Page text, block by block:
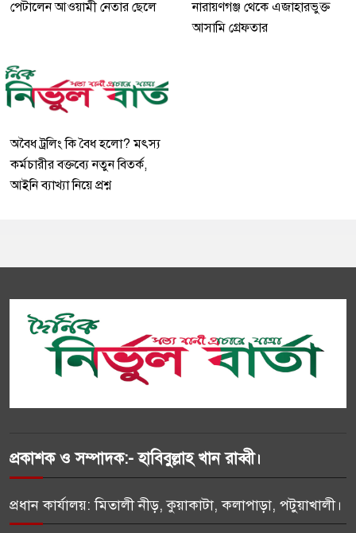
পেটালেন আওয়ামী নেতার ছেলে
নারায়ণগঞ্জ থেকে এজাহারভুক্ত
আসামি গ্রেফতার
অবৈধ ট্রলিং কি বৈধ হলো? মৎস্য
কর্মচারীর বক্তব্যে নতুন বিতর্ক,
আইনি ব্যাখ্যা নিয়ে প্রশ্ন
প্রকাশক ও সম্পাদক:- হাবিবুল্লাহ খান রাব্বী।
প্রধান কার্যালয়: মিতালী নীড়, কুয়াকাটা, কলাপাড়া, পটুয়াখালী।